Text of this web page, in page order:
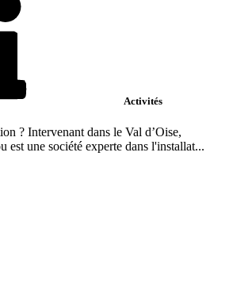
Activités
? Intervenant dans le Val d’Oise,
est une société experte dans l'installat...